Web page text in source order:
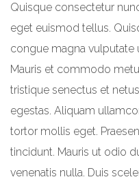
Quisque consectetur
eget euismod tellus.
congue magna vulputate
Mauris et commodo
tristique senectus et
egestas. Aliquam
tortor mollis eget.
tincidunt. Mauris ut odio
venenatis nulla. Duis